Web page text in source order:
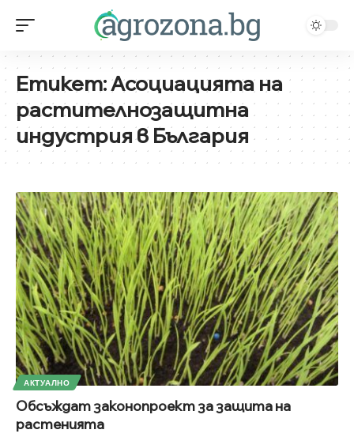
Етикет:Асоциацията на
растителнозащитна
индустрия в България
АКТУАЛНО
Обсъждат законопроект за защита на
растенията